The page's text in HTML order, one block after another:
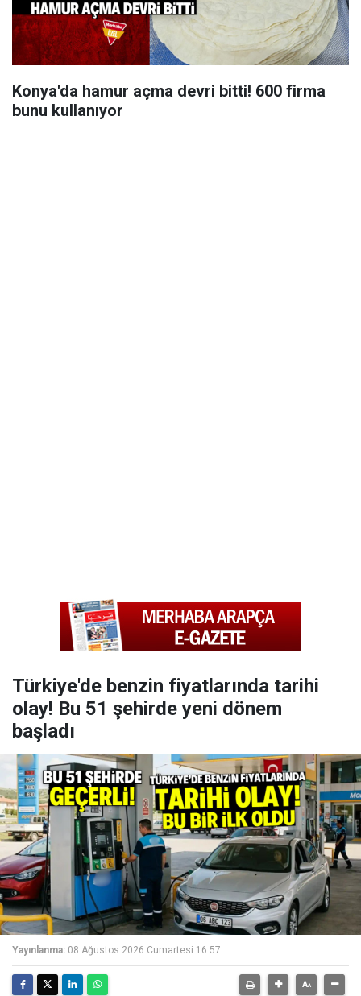
Konya'da hamur açma devri bitti! 600 firma
bunu kullanıyor
Türkiye'de benzin fiyatlarında tarihi
olay! Bu 51 şehirde yeni dönem
başladı
Yayınlanma: 08 Ağustos 2026 Cumartesi 16:57